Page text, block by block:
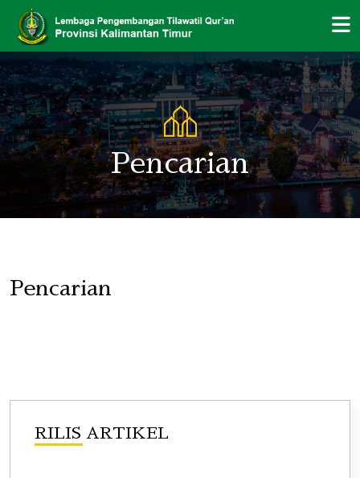
Pencarian
Pencarian
RILIS ARTIKEL